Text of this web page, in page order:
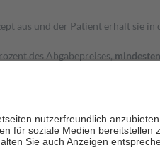
aus und der Patient erhält sie
des Abgabepreises,
stärken und die besondere
Ausnahme der Fahrkosten
getragen werden